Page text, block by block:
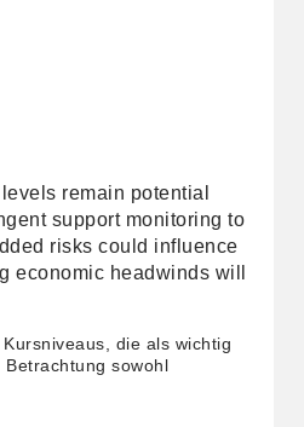
remain potential
support monitoring to
risks could influence
economic headwinds will
die als wichtig
sowohl